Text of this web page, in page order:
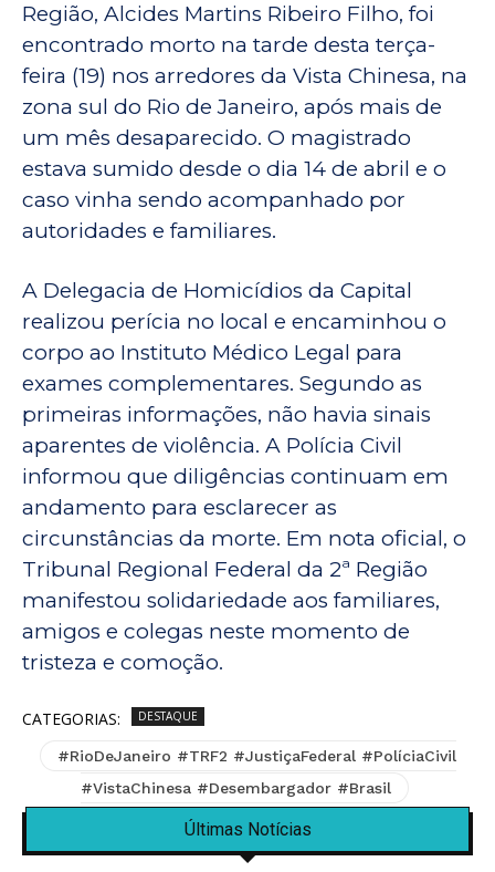
Região, Alcides Martins Ribeiro Filho, foi
encontrado morto na tarde desta terça-
feira (19) nos arredores da Vista Chinesa, na
zona sul do Rio de Janeiro, após mais de
um mês desaparecido. O magistrado
estava sumido desde o dia 14 de abril e o
caso vinha sendo acompanhado por
autoridades e familiares.
A Delegacia de Homicídios da Capital
realizou perícia no local e encaminhou o
corpo ao Instituto Médico Legal para
exames complementares. Segundo as
primeiras informações, não havia sinais
aparentes de violência. A Polícia Civil
informou que diligências continuam em
andamento para esclarecer as
circunstâncias da morte. Em nota oficial, o
Tribunal Regional Federal da 2ª Região
manifestou solidariedade aos familiares,
amigos e colegas neste momento de
tristeza e comoção.
CATEGORIAS: DESTAQUE
#RioDeJaneiro #TRF2 #JustiçaFederal #PolíciaCivil
#VistaChinesa #Desembargador #Brasil
Últimas Notícias